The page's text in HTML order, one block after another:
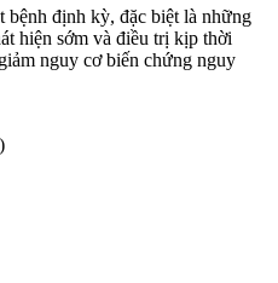
bệnh định kỳ, đặc biệt là những
hiện sớm và điều trị kịp thời
nguy cơ biến chứng nguy
)